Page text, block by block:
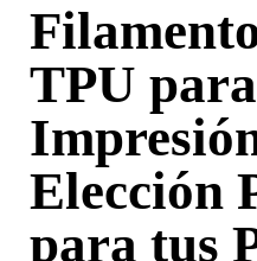
TPU para
Elección
para tus